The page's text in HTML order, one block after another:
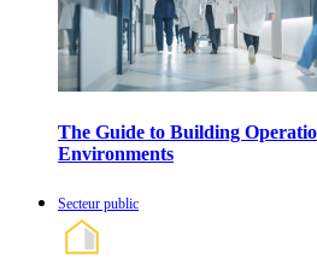
The Guide to Building
Environments
Secteur public